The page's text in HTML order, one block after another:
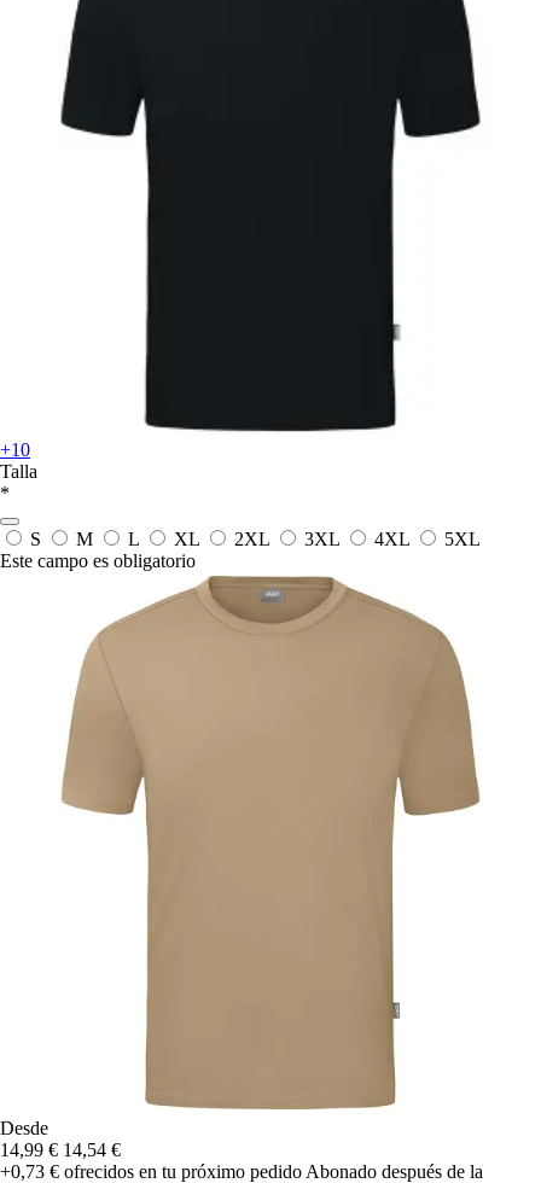
+10
Talla
*
S M L XL 2XL 3XL 4XL
5XL
Este campo es obligatorio
Desde
14,99 € 14,54 €
+0,73 € ofrecidos en tu próximo pedido Abonado después de la